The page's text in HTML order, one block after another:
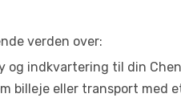
verden over:
og indkvartering til din
billeje eller transport med